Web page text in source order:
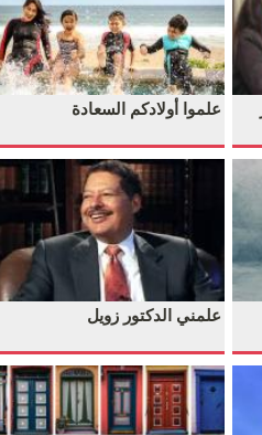
علموا أولادكم السعادة
علمني الدكتور زويل